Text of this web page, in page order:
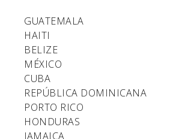
GUATEMALA
HAITI
BELIZE
MÉXICO
CUBA
REPÚBLICA DOMINICANA
PORTO RICO
HONDURAS
JAMAICA